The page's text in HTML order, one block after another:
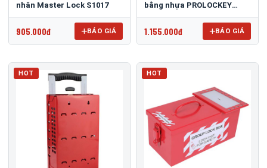
nhân Master Lock S1017
905.000đ BÁO GIÁ
bằng nhựa PROLOCKEY
1.155.000đ BÁO GIÁ
HOT HOT